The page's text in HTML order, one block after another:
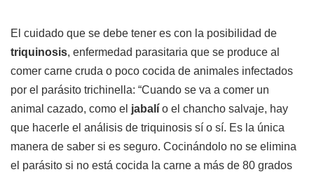
El cuidado que se debe tener es con la posibilidad de
triquinosis, enfermedad parasitaria que se produce al
comer carne cruda o poco cocida de animales infectados
por el parásito trichinella: “Cuando se va a comer un
animal cazado, como el jabalí o el chancho salvaje, hay
que hacerle el análisis de triquinosis sí o sí. Es la única
manera de saber si es seguro. Cocinándolo no se elimina
el parásito si no está cocida la carne a más de 80 grados